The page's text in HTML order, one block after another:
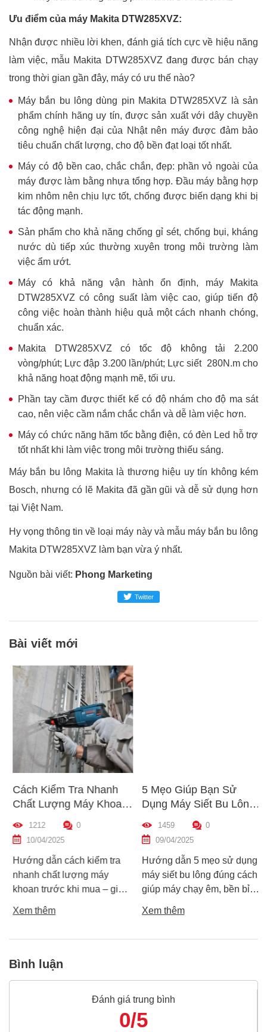
Ưu điểm của máy Makita DTW285XVZ:
Nhận được nhiều lời khen, đánh giá tích cực về hiệu năng
làm việc, mẫu Makita DTW285XVZ đang được bán chạy
trong thời gian gần đây, máy có ưu thế nào?
Máy bắn bu lông dùng pin Makita DTW285XVZ là sản
phẩm chính hãng uy tín, được sản xuất với dây chuyền
công nghệ hiện đại của Nhật nên máy được đảm bảo
tiêu chuẩn chất lượng, cho độ bền đạt loại tốt nhất.
Máy có độ bền cao, chắc chắn, đẹp: phần vỏ ngoài của
máy được làm bằng nhựa tổng hợp. Đầu máy bằng hợp
kim nhôm nên chịu lực tốt, chống được biến dạng khi bị
tác động mạnh.
Sản phẩm cho khả năng chống gỉ sét, chống bụi, kháng
nước dù tiếp xúc thường xuyên trong môi trường làm
việc ẩm ướt.
Máy có khả năng vận hành ổn định, máy Makita
DTW285XVZ có công suất làm việc cao, giúp tiến độ
công việc hoàn thành hiệu quả một cách nhanh chóng,
chuẩn xác.
Makita DTW285XVZ có tốc độ không tải 2.200
vòng/phút; Lực đập 3.200 lần/phút; Lực siết 280N.m cho
khả năng hoạt động mạnh mẽ, tối ưu.
Phần tay cầm được thiết kế có độ nhám cho độ ma sát
cao, nên việc cầm nắm chắc chắn và dễ làm việc hơn.
Máy có chức năng hãm tốc bằng điện, có đèn Led hỗ trợ
tốt nhất khi làm việc trong môi trường thiếu sáng.
Máy bắn bu lông Makita là thương hiệu uy tín không kém
Bosch, nhưng có lẽ Makita đã gần gũi và dễ sử dụng hơn
tại Việt Nam.
Hy vọng thông tin về loại máy này và mẫu máy bắn bu lông
Makita DTW285XVZ làm bạn vừa ý nhất.
Twitter
Nguồn bài viết: Phong Marketing
Bài viết mới
Cách Kiểm Tra Nhanh
Chất Lượng Máy Khoan
Trước Khi Mua – Hướng
Dẫn Chi Tiết Cho Người
Mới
1212
0
10/04/2025
Hướng dẫn cách kiểm tra
nhanh chất lượng máy
khoan trước khi mua – giúp
tốt, bền, hoạt động ổn định,
Xem thêm
5 Mẹo Giúp Bạn Sử
Dụng Máy Siết Bu Lông
Đúng Cách – Bền Máy,
Hiệu Quả Cao
1459
0
09/04/2025
Hướng dẫn 5 mẹo sử dụng
máy siết bu lông đúng cách
giúp máy chạy êm, bền bỉ
biến khiến máy nhanh hỏng
Xem thêm
Bình luận
Đánh giá trung bình
0/5